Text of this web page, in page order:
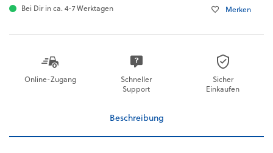
Bei Dir in ca. 4-7 Werktagen Merken
Online-Zugang
Schneller
Support
Sicher
Einkaufen
Beschreibung